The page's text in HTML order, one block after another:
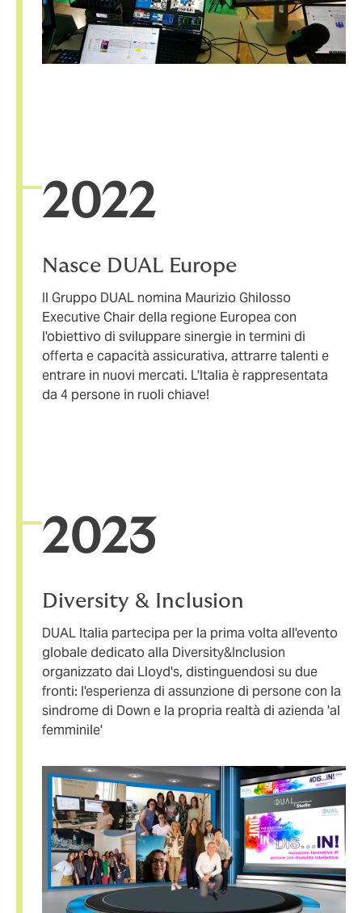
2022
Nasce DUAL Europe
Il Gruppo DUAL nomina Maurizio Ghilosso
Executive Chair della regione Europea con
l'obiettivo di sviluppare sinergie in termini di
offerta e capacità assicurativa, attrarre talenti e
entrare in nuovi mercati. L'Italia è rappresentata
da 4 persone in ruoli chiave!
2023
Diversity & Inclusion
DUAL Italia partecipa per la prima volta all'evento
globale dedicato alla Diversity&Inclusion
organizzato dai Lloyd's, distinguendosi su due
fronti: l'esperienza di assunzione di persone con la
sindrome di Down e la propria realtà di azienda 'al
femminile'